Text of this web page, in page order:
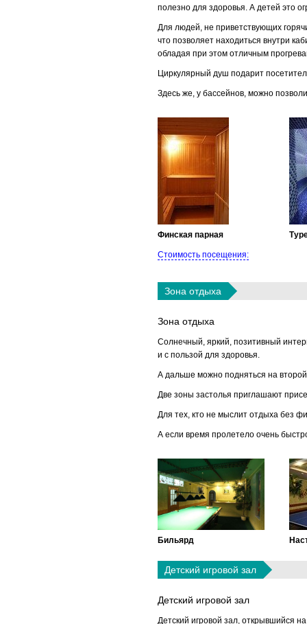
полезно для здоровья. А детей это
Для людей, не приветствующих
что позволяет находиться внутри
обладая при этом отличным
Циркулярный душ подарит
Здесь же, у бассейнов, можно
Финская парная
Стоимость посещения:
Зона отдыха
Зона отдыха
Солнечный, яркий, позитивный
и с пользой для здоровья.
А дальше можно подняться на
Две зоны застолья приглашают
Для тех, кто не мыслит отдыха без
А если время пролетело очень
Бильярд
Детский игровой зал
Детский игровой зал
Детский игровой зал, открывшийся